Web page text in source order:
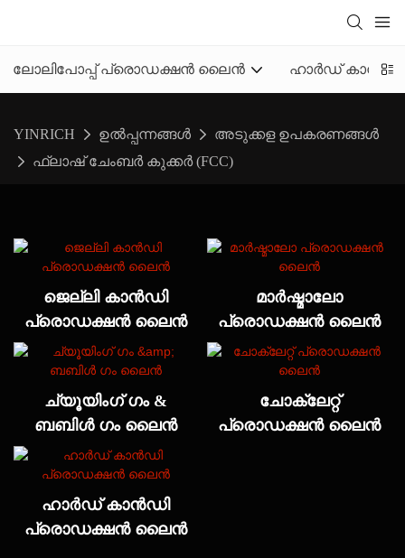
ലോലിപോപ്പ് പ്രൊഡക്ഷൻ ലൈൻ ഹാർഡ്
YINRICH ഉൽപ്പന്നങ്ങൾ
അടുക്കള ഉപകരണങ്ങൾ
ഫ്ലാഷ് ചേംബർ കുക്കർ (FCC)
ജെല്ലി കാൻഡി
പ്രൊഡക്ഷൻ ലൈൻ
മാർഷ്മാലോ
പ്രൊഡക്ഷൻ ലൈൻ
ച്യൂയിംഗ് ഗം &
ബബിൾ ഗം ലൈൻ
ചോക്ലേറ്റ്
പ്രൊഡക്ഷൻ ലൈൻ
ഹാർഡ് കാൻഡി
പ്രൊഡക്ഷൻ ലൈൻ